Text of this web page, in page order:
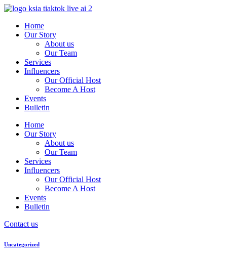
Skip
contentHome
Our Story
About us
Our Team
Services
Influencers
Our Official Host
Become A Host
Events
Bulletin
Home
Our Story
About us
Our Team
Services
Influencers
Our Official Host
Become A Host
Events
Bulletin
Contact us
Uncategorized